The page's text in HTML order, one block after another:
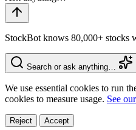
StockBot knows 80,000+ stocks
Search or ask anything…
We use essential cookies to run
cookies to measure usage. See
Reject Accept